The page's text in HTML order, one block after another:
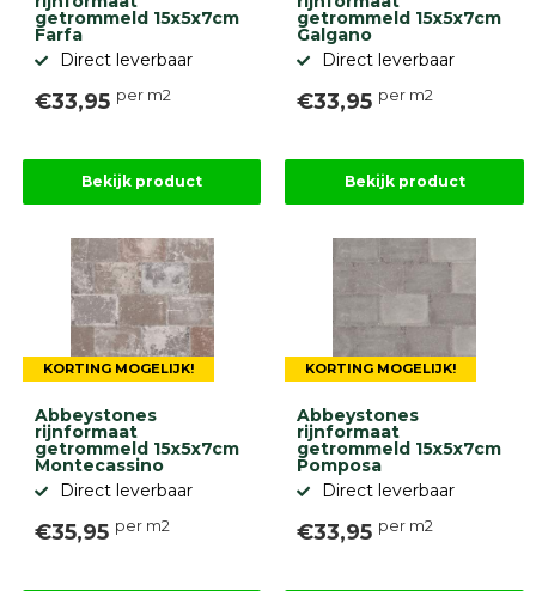
getrommeld 15x5x7cm
Farfa
Direct leverbaar
€33,95 per m2
Bekijk product
getrommeld 15x5x7cm
Galgano
Direct leverbaar
€33,95 per m2
Bekijk product
KORTING MOGELIJK!
Abbeystones
rijnformaat
getrommeld 15x5x7cm
Montecassino
Direct leverbaar
€35,95 per m2
KORTING MOGELIJK!
Abbeystones
rijnformaat
getrommeld 15x5x7cm
Pomposa
Direct leverbaar
€33,95 per m2